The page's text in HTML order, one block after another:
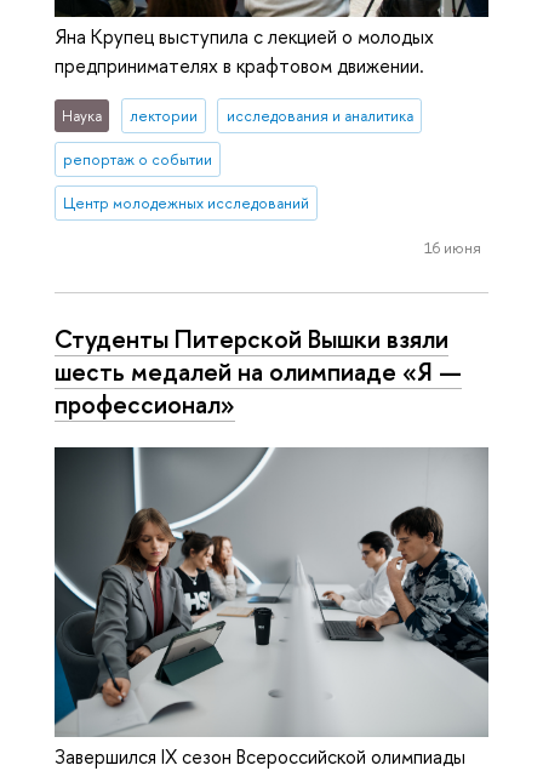
Яна Крупец выступила с лекцией о молодых
предпринимателях в крафтовом движении.
Наука лектории исследования и аналитика
репортаж о событии
Центр молодежных исследований
16 июня
Студенты Питерской Вышки взяли
шесть медалей на олимпиаде «Я —
профессионал»
Завершился IX сезон Всероссийской олимпиады